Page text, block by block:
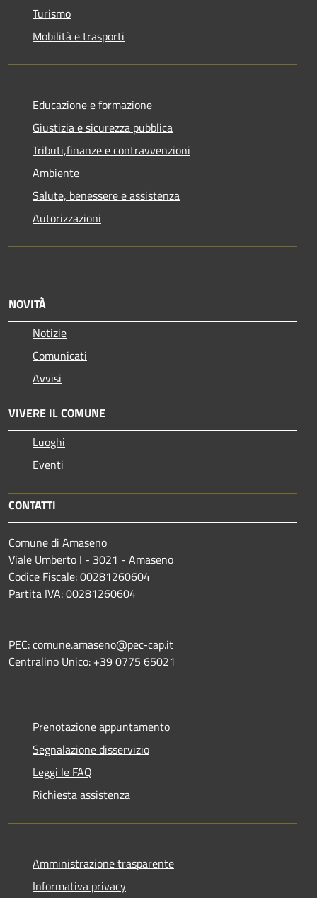
Turismo
Mobilità e trasporti
Educazione e formazione
Giustizia e sicurezza pubblica
Tributi,finanze e contravvenzioni
Ambiente
Salute, benessere e assistenza
Autorizzazioni
NOVITÀ
Notizie
Comunicati
Avvisi
VIVERE IL COMUNE
Luoghi
Eventi
CONTATTI
Comune di Amaseno
Viale Umberto I - 3021 - Amaseno
Codice Fiscale: 00281260604
Partita IVA: 00281260604
PEC: comune.amaseno@pec-cap.it
Centralino Unico: +39 0775 65021
Prenotazione appuntamento
Segnalazione disservizio
Leggi le FAQ
Richiesta assistenza
Amministrazione trasparente
Informativa privacy